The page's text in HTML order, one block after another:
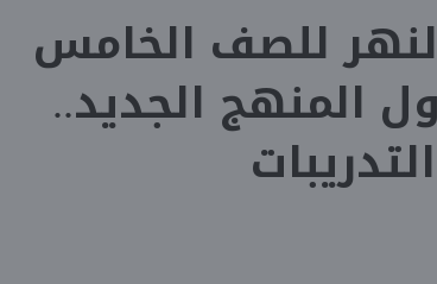
للصف الخامس
المنهج الجديد..